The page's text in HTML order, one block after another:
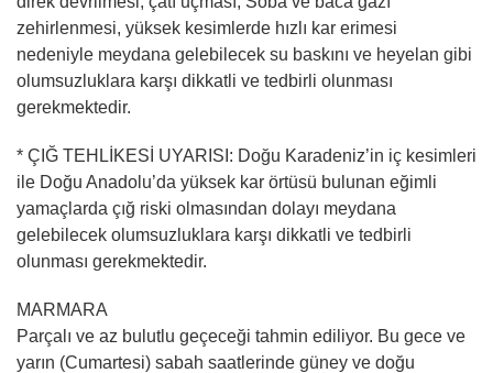
zehirlenmesi, yüksek kesimlerde hızlı kar erimesi
nedeniyle meydana gelebilecek su baskını ve heyelan gibi
olumsuzluklara karşı dikkatli ve tedbirli olunması
gerekmektedir.
* ÇIĞ TEHLİKESİ UYARISI: Doğu Karadeniz’in iç kesimleri
ile Doğu Anadolu’da yüksek kar örtüsü bulunan eğimli
yamaçlarda çığ riski olmasından dolayı meydana
gelebilecek olumsuzluklara karşı dikkatli ve tedbirli
olunması gerekmektedir.
MARMARA
Parçalı ve az bulutlu geçeceği tahmin ediliyor. Bu gece ve
yarın (Cumartesi) sabah saatlerinde güney ve doğu